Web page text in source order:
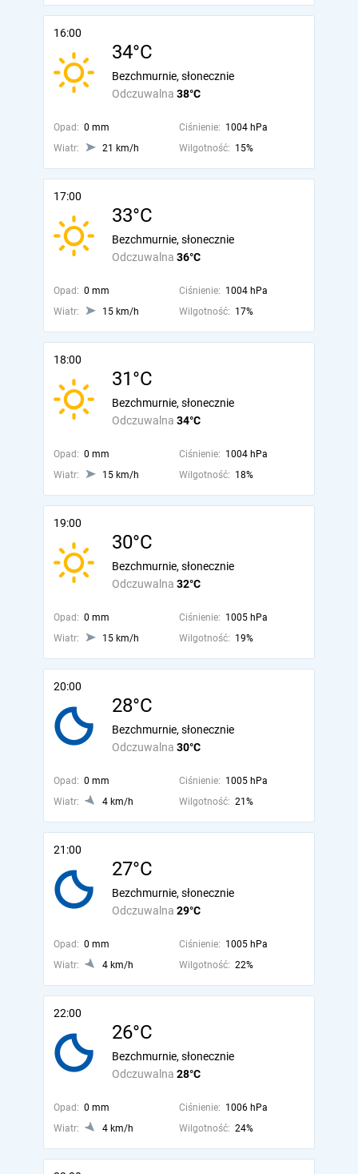
16:00
34°C
Odczuwalna 38°C
Bezchmurnie, słonecznie
Opad: 0 mm Ciśnienie: 1004 hPa
Wiatr:
21 km/h Wilgotność: 15%
17:00
33°C
Odczuwalna 36°C
Bezchmurnie, słonecznie
Opad: 0 mm Ciśnienie: 1004 hPa
Wiatr:
15 km/h Wilgotność: 17%
18:00
31°C
Odczuwalna 34°C
Bezchmurnie, słonecznie
Opad: 0 mm Ciśnienie: 1004 hPa
Wiatr:
15 km/h Wilgotność: 18%
19:00
30°C
Odczuwalna 32°C
Bezchmurnie, słonecznie
Opad: 0 mm Ciśnienie: 1005 hPa
Wiatr:
15 km/h Wilgotność: 19%
20:00
28°C
Odczuwalna 30°C
Bezchmurnie, słonecznie
Opad: 0 mm Ciśnienie: 1005 hPa
Wiatr:
4 km/h Wilgotność: 21%
21:00
27°C
Odczuwalna 29°C
Bezchmurnie, słonecznie
Opad: 0 mm Ciśnienie: 1005 hPa
Wiatr:
4 km/h Wilgotność: 22%
22:00
26°C
Odczuwalna 28°C
Bezchmurnie, słonecznie
Opad: 0 mm Ciśnienie: 1006 hPa
Wiatr:
4 km/h Wilgotność: 24%